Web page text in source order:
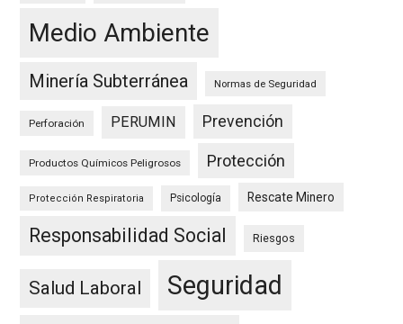
Medio Ambiente
Minería Subterránea Normas de Seguridad
Perforación PERUMIN Prevención
Productos Químicos Peligrosos Protección
Protección Respiratoria Psicología Rescate Minero
Responsabilidad Social Riesgos
Salud Laboral
Seguridad